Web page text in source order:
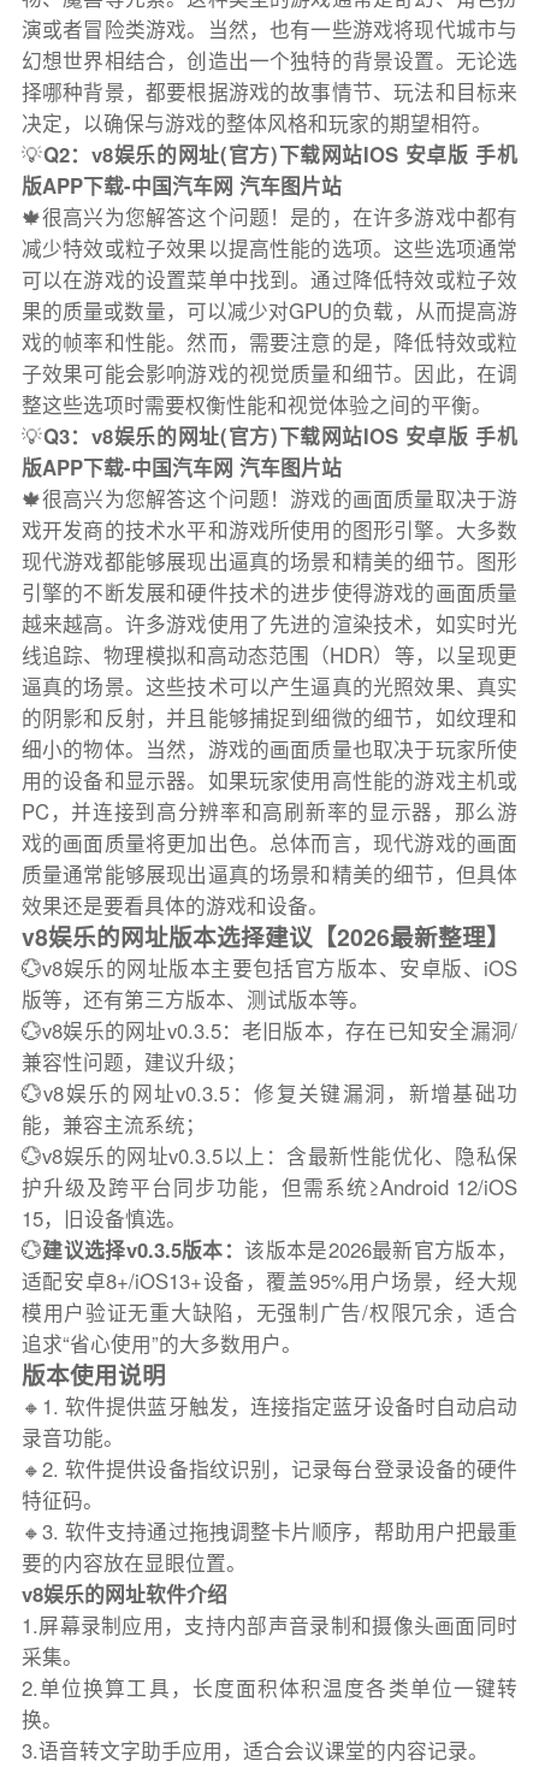
演或者冒险类游戏。当然，也有一些游戏将现代城市与
幻想世界相结合，创造出一个独特的背景设置。无论选
择哪种背景，都要根据游戏的故事情节、玩法和目标来
决定，以确保与游戏的整体风格和玩家的期望相符。
💡Q2：v8娱乐的网址(官方)下载网站IOS 安卓版 手机
版APP下载-中国汽车网 汽车图片站
🍁很高兴为您解答这个问题！是的，在许多游戏中都有
减少特效或粒子效果以提高性能的选项。这些选项通常
可以在游戏的设置菜单中找到。通过降低特效或粒子效
果的质量或数量，可以减少对GPU的负载，从而提高游
戏的帧率和性能。然而，需要注意的是，降低特效或粒
子效果可能会影响游戏的视觉质量和细节。因此，在调
整这些选项时需要权衡性能和视觉体验之间的平衡。
💡Q3：v8娱乐的网址(官方)下载网站IOS 安卓版 手机
版APP下载-中国汽车网 汽车图片站
🍁很高兴为您解答这个问题！游戏的画面质量取决于游
戏开发商的技术水平和游戏所使用的图形引擎。大多数
现代游戏都能够展现出逼真的场景和精美的细节。图形
引擎的不断发展和硬件技术的进步使得游戏的画面质量
越来越高。许多游戏使用了先进的渲染技术，如实时光
线追踪、物理模拟和高动态范围（HDR）等，以呈现更
逼真的场景。这些技术可以产生逼真的光照效果、真实
的阴影和反射，并且能够捕捉到细微的细节，如纹理和
细小的物体。当然，游戏的画面质量也取决于玩家所使
用的设备和显示器。如果玩家使用高性能的游戏主机或
PC，并连接到高分辨率和高刷新率的显示器，那么游
戏的画面质量将更加出色。总体而言，现代游戏的画面
质量通常能够展现出逼真的场景和精美的细节，但具体
效果还是要看具体的游戏和设备。
v8娱乐的网址版本选择建议【2026最新整理】
💮v8娱乐的网址版本主要包括官方版本、安卓版、iOS
版等，还有第三方版本、测试版本等。
💮v8娱乐的网址v0.3.5：老旧版本，存在已知安全漏洞/
兼容性问题，建议升级；
💮v8娱乐的网址v0.3.5：修复关键漏洞，新增基础功
能，兼容主流系统；
💮v8娱乐的网址v0.3.5以上：含最新性能优化、隐私保
护升级及跨平台同步功能，但需系统≥Android 12/iOS
15，旧设备慎选。
💮建议选择v0.3.5版本：该版本是2026最新官方版本，
适配安卓8+/iOS13+设备，覆盖95%用户场景，经大规
模用户验证无重大缺陷，无强制广告/权限冗余，适合
追求“省心使用”的大多数用户。
版本使用说明
🔸1. 软件提供蓝牙触发，连接指定蓝牙设备时自动启动
录音功能。
🔸2. 软件提供设备指纹识别，记录每台登录设备的硬件
特征码。
🔸3. 软件支持通过拖拽调整卡片顺序，帮助用户把最重
要的内容放在显眼位置。
v8娱乐的网址软件介绍
1.屏幕录制应用，支持内部声音录制和摄像头画面同时
采集。
2.单位换算工具，长度面积体积温度各类单位一键转
换。
3.语音转文字助手应用，适合会议课堂的内容记录。